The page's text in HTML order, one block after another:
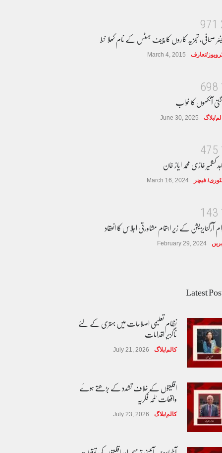
1
7
9
صحافی، تجزیہ کاروں کا چیف جسٹس کے نام کھلا خط
تعارف March 4, 2015
8
9
6
آنکھوں کا خواب
بلاگ June 30, 2025
5
7
4
کشمیر غازی محمد ایاز خان
فیچر March 16, 2024
3
4
1
آرگنایزیشن کے زیر اہتمام مشاورتی اجلاس کا انعقاد
February 29, 2024
Latest
نظام تعلیمی اصلاحات میں بہتری کے لئے
ناگزیر اقدامات
کالم/بلاگ July 21, 2026
اقلیتوں کے خلاف تشدد کے بڑھتے ہوئے
واقعات 'لمحہ فکریہ
کالم/بلاگ July 23, 2026